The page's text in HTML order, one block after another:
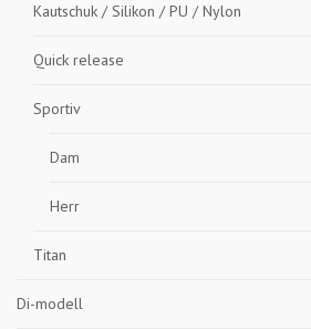
Kautschuk / Silikon / PU / Nylon
Quick release
Sportiv
Dam
Herr
Titan
Di-modell